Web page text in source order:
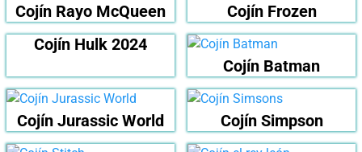
Cojín Rayo McQueen
Cojín Frozen
Cojín Hulk 2024
Cojín Batman
Cojín Jurassic World Cojín Simpson